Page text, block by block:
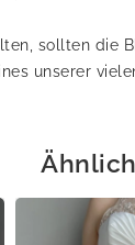
sollten die
unserer